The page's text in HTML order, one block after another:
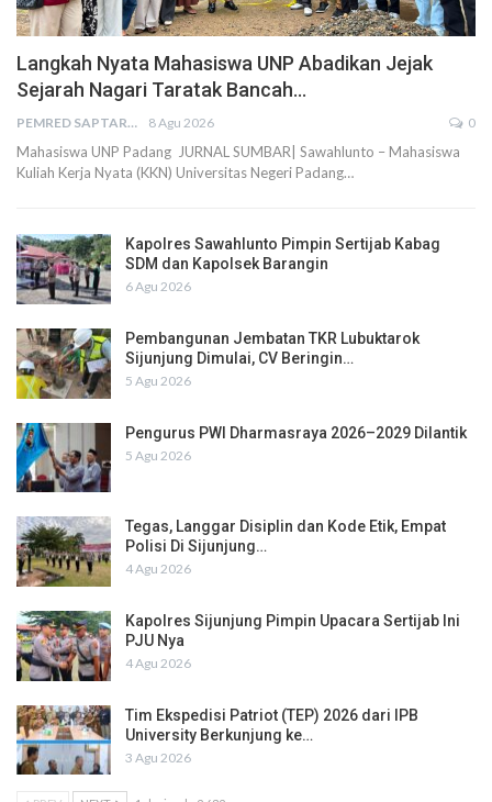
Langkah Nyata Mahasiswa UNP Abadikan Jejak
Sejarah Nagari Taratak Bancah…
PEMRED SAPTARIUS 8 Agu 2026 0
Mahasiswa UNP Padang JURNAL SUMBAR| Sawahlunto – Mahasiswa
Kuliah Kerja Nyata (KKN) Universitas Negeri Padang…
Kapolres Sawahlunto Pimpin Sertijab Kabag
SDM dan Kapolsek Barangin
6 Agu 2026
Pembangunan Jembatan TKR Lubuktarok
Sijunjung Dimulai, CV Beringin…
5 Agu 2026
Pengurus PWI Dharmasraya 2026–2029 Dilantik
5 Agu 2026
Tegas, Langgar Disiplin dan Kode Etik, Empat
Polisi Di Sijunjung…
4 Agu 2026
Kapolres Sijunjung Pimpin Upacara Sertijab Ini
PJU Nya
4 Agu 2026
Tim Ekspedisi Patriot (TEP) 2026 dari IPB
University Berkunjung ke…
3 Agu 2026